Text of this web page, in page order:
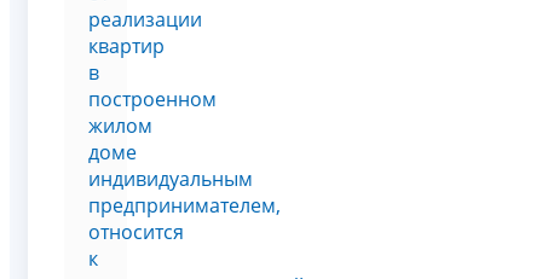
реализации
квартир
в
построенном
жилом
доме
индивидуальным
предпринимателем,
относится
к